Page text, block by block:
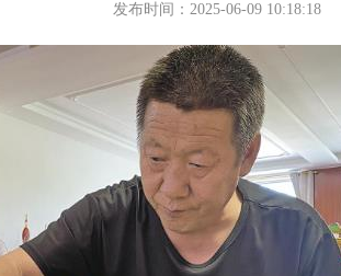
发布时间：2025-06-09 10:18:18